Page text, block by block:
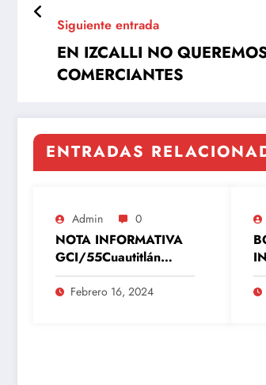
Siguiente entrada
EN IZCALLI NO
COMERCIANTES
ENTRADAS
Admin 0
NOTA INFORMATIVA
GCI/55Cuautitlán
Izcalli, Estado de
México, 16 de febrero
Febrero 16, 2024